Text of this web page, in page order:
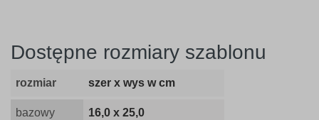
Dostępne rozmiary szablonu
rozmiar szer x wys w cm
bazowy 16,0 x 25,0